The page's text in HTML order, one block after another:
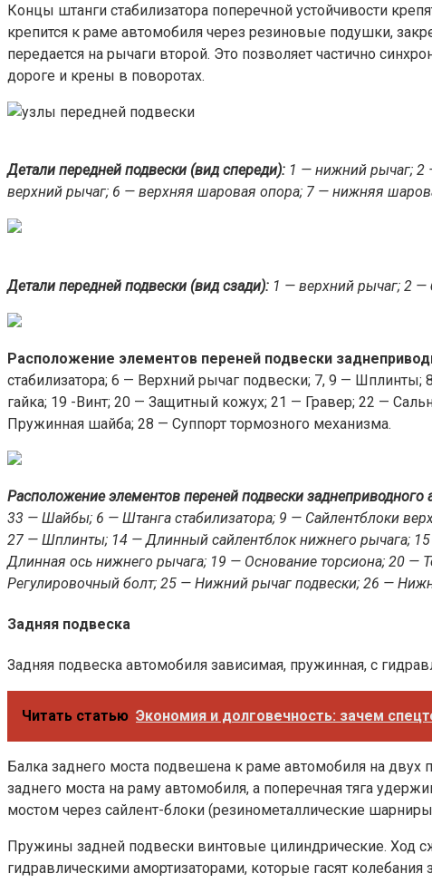
Концы штанги стабилизатора поперечной устойчивости
крепится к раме автомобиля через резиновые подушки,
передается на рычаги второй. Это позволяет частично
дороге и крены в поворотах.
Детали передней подвески (вид спереди): 1 — нижний рычаг; 2
верхний рычаг; 6 — верхняя шаровая опора; 7 — нижняя
Детали передней подвески (вид сзади): 1 — верхний рычаг; 2
Расположение элементов переней подвески
стабилизатора; 6 — Верхний рычаг подвески; 7, 9 —
гайка; 19 -Винт; 20 — Защитный кожух; 21 — Гравер; 22 —
Пружинная шайба; 28 — Суппорт тормозного механизма.
Расположение элементов переней подвески заднеприводного
33 — Шайбы; 6 — Штанга стабилизатора; 9 — Сайлентблоки
27 — Шплинты; 14 — Длинный сайлентблок нижнего рычага;
Длинная ось нижнего рычага; 19 — Основание торсиона; 20 —
Регулировочный болт; 25 — Нижний рычаг подвески; 26 —
Задняя подвеска
Задняя подвеска автомобиля зависимая, пружинная, с
Читать статью Экономия и долговечность: зачем
Балка заднего моста подвешена к раме автомобиля на
заднего моста на раму автомобиля, а поперечная тяга
мостом через сайлент-блоки (резинометаллические
Пружины задней подвески винтовые цилиндрические. Ход
гидравлическими амортизаторами, которые гасят колебания